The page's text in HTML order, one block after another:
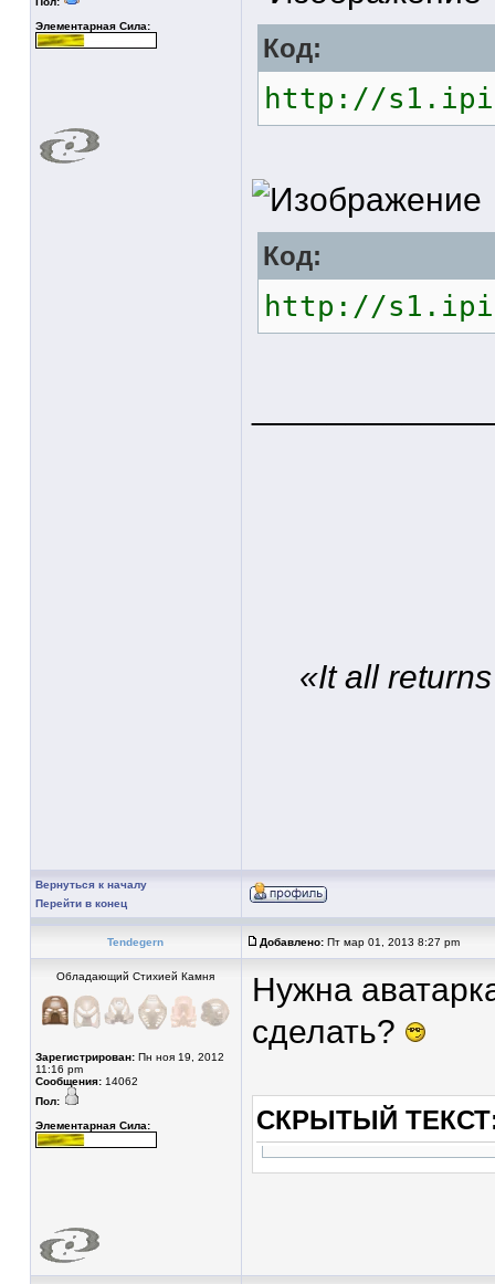
Элементарная Сила:
Код:
http://
Код:
http://
«It all
Вернуться к началу
Перейти в конец
Tendegern Добавлено: Пт мар 01, 2013 8:27 pm
Обладающий Стихией Камня
Зарегистрирован: Пн ноя 19, 2012
11:16 pm
Сообщения: 14062
Пол:
Элементарная Сила:
Нужна
сделать?
СКРЫТЫЙ